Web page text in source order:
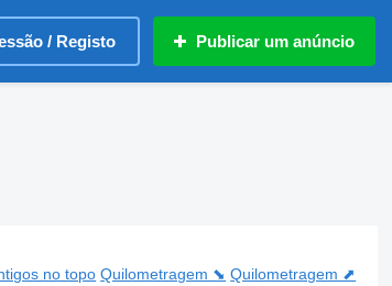
/ Registo Publicar um anúncio
no topo Quilometragem ⬊ Quilometragem ⬈